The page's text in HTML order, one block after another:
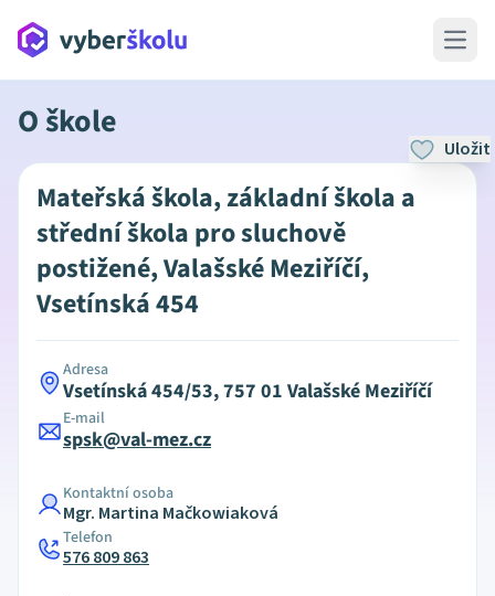
Open
O škole
Uložit
Mateřská škola, základní škola a
střední škola pro sluchově
postižené, Valašské Meziříčí,
Vsetínská 454
Adresa
Vsetínská 454/53, 757 01 Valašské Meziříčí
E-mail
spsk@val-mez.cz
Kontaktní osoba
Mgr. Martina Mačkowiaková
Telefon
576 809 863